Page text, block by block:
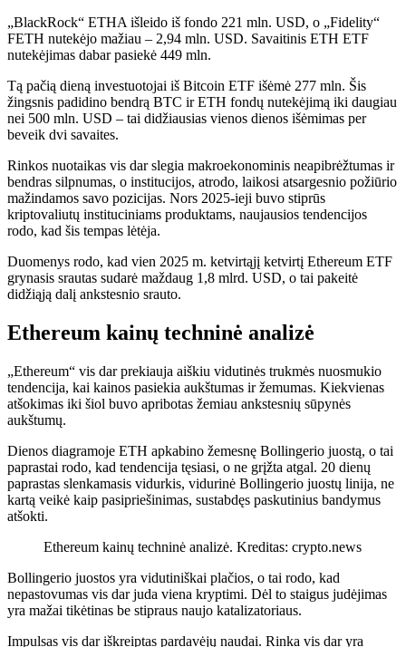
„BlackRock“ ETHA išleido iš fondo 221 mln. USD, o „Fidelity“
FETH nutekėjo mažiau – 2,94 mln. USD. Savaitinis ETH ETF
nutekėjimas dabar pasiekė 449 mln.
Tą pačią dieną investuotojai iš Bitcoin ETF išėmė 277 mln. Šis
žingsnis padidino bendrą BTC ir ETH fondų nutekėjimą iki daugiau
nei 500 mln. USD – tai didžiausias vienos dienos išėmimas per
beveik dvi savaites.
Rinkos nuotaikas vis dar slegia makroekonominis neapibrėžtumas ir
bendras silpnumas, o institucijos, atrodo, laikosi atsargesnio požiūrio
mažindamos savo pozicijas. Nors 2025-ieji buvo stiprūs
kriptovaliutų instituciniams produktams, naujausios tendencijos
rodo, kad šis tempas lėtėja.
Duomenys rodo, kad vien 2025 m. ketvirtąjį ketvirtį Ethereum ETF
grynasis srautas sudarė maždaug 1,8 mlrd. USD, o tai pakeitė
didžiąją dalį ankstesnio srauto.
Ethereum kainų techninė analizė
„Ethereum“ vis dar prekiauja aiškiu vidutinės trukmės nuosmukio
tendencija, kai kainos pasiekia aukštumas ir žemumas. Kiekvienas
atšokimas iki šiol buvo apribotas žemiau ankstesnių sūpynės
aukštumų.
Dienos diagramoje ETH apkabino žemesnę Bollingerio juostą, o tai
paprastai rodo, kad tendencija tęsiasi, o ne grįžta atgal. 20 dienų
paprastas slenkamasis vidurkis, vidurinė Bollingerio juostų linija, ne
kartą veikė kaip pasipriešinimas, sustabdęs paskutinius bandymus
atšokti.
Ethereum kainų techninė analizė. Kreditas: crypto.news
Bollingerio juostos yra vidutiniškai plačios, o tai rodo, kad
nepastovumas vis dar juda viena kryptimi. Dėl to staigus judėjimas
yra mažai tikėtinas be stipraus naujo katalizatoriaus.
Impulsas vis dar iškreiptas pardavėjų naudai. Rinka vis dar yra